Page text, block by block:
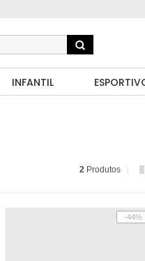
INFANTIL
2 Produtos
-44%